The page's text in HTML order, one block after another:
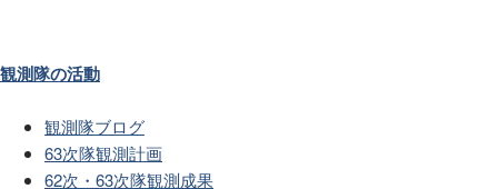
観測隊の活動
観測隊ブログ
63次隊観測計画
62次・63次隊観測成果